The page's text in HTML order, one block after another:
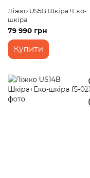
Ліжко US5B Шкіра+Еко-
шкіра
79 990 грн
Купити